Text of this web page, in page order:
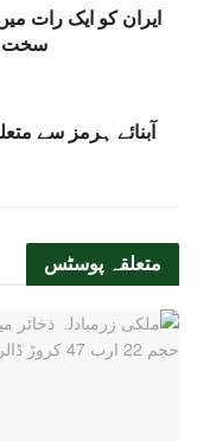
ایران کو ایک رات
سخت
آبنائے ہرمز سے
متعلقہ پوسٹس